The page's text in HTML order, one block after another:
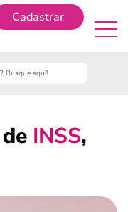
Cadastrar
INSS,